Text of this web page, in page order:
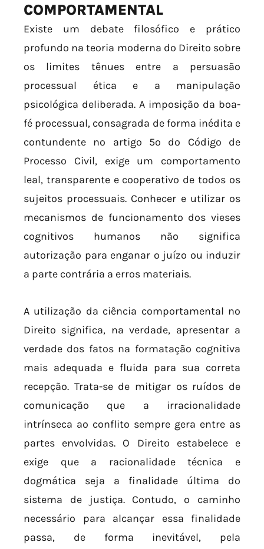
COMPORTAMENTAL
Existe um debate filosófico e prático
profundo na teoria moderna do Direito sobre
os limites tênues entre a persuasão
processual ética e a manipulação
psicológica deliberada. A imposição da boa-
fé processual, consagrada de forma inédita e
contundente no artigo 5º do Código de
Processo Civil, exige um comportamento
leal, transparente e cooperativo de todos os
sujeitos processuais. Conhecer e utilizar os
mecanismos de funcionamento dos vieses
cognitivos humanos não significa
autorização para enganar o juízo ou induzir
a parte contrária a erros materiais.
A utilização da ciência comportamental no
Direito significa, na verdade, apresentar a
verdade dos fatos na formatação cognitiva
mais adequada e fluida para sua correta
recepção. Trata-se de mitigar os ruídos de
comunicação que a irracionalidade
intrínseca ao conflito sempre gera entre as
partes envolvidas. O Direito estabelece e
exige que a racionalidade técnica e
dogmática seja a finalidade última do
sistema de justiça. Contudo, o caminho
necessário para alcançar essa finalidade
passa, de forma inevitável, pela